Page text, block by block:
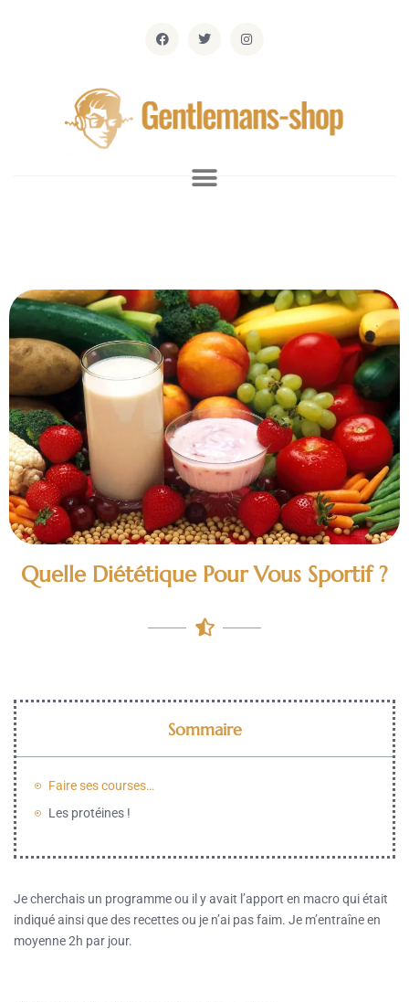
Quelle Diététique Pour Vous Sportif ?
Sommaire
Faire ses courses…
Les protéines !
Je cherchais un programme ou il y avait l’apport en macro qui était
indiqué ainsi que des recettes ou je n’ai pas faim. Je m’entraîne en
moyenne 2h par jour.